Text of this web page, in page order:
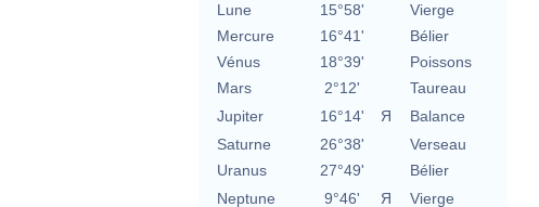
Lune
15°58'
Vierge
Mercure
16°41'
Bélier
Vénus
18°39'
Poissons
Mars
2°12'
Taureau
Jupiter
16°14' Я
Balance
Saturne
26°38'
Verseau
Uranus
27°49'
Bélier
Neptune
9°46' Я Vierge